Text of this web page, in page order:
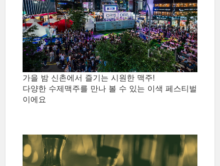
가을 밤 신촌에서 즐기는 시원한 맥주!
다양한 수제맥주를 만나 볼 수 있는 이색 페스티벌
이에요